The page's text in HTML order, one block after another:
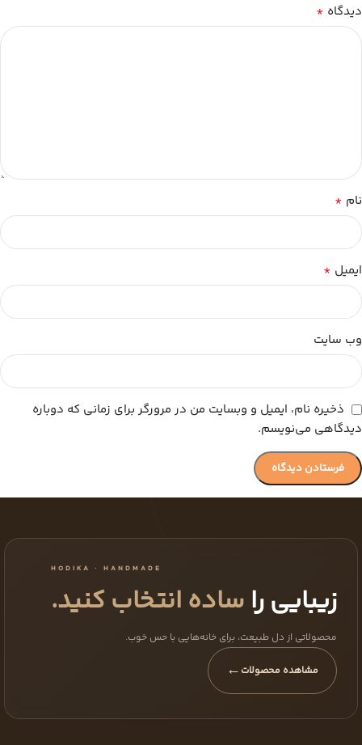
دیدگاه *
نام *
ایمیل *
وب‌ سایت
ذخیره نام، ایمیل و وبسایت من در مرورگر برای زمانی که دوباره
دیدگاهی می‌نویسم.
HODIKA · HANDMADE
زیبایی را ساده انتخاب کنید.
محصولاتی از دل طبیعت، برای خانه‌هایی با حس خوب.
مشاهده محصولات ←